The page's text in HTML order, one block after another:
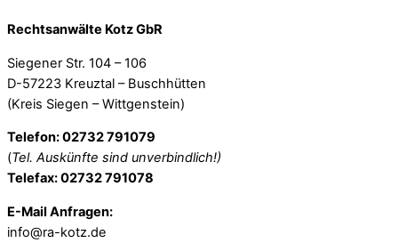
Rechtsanwälte Kotz GbR
Siegener Str. 104 – 106
D-57223 Kreuztal – Buschhütten
(Kreis Siegen – Wittgenstein)
Telefon: 02732 791079
(Tel. Auskünfte sind unverbindlich!)
Telefax: 02732 791078
E-Mail Anfragen:
info@ra-kotz.de